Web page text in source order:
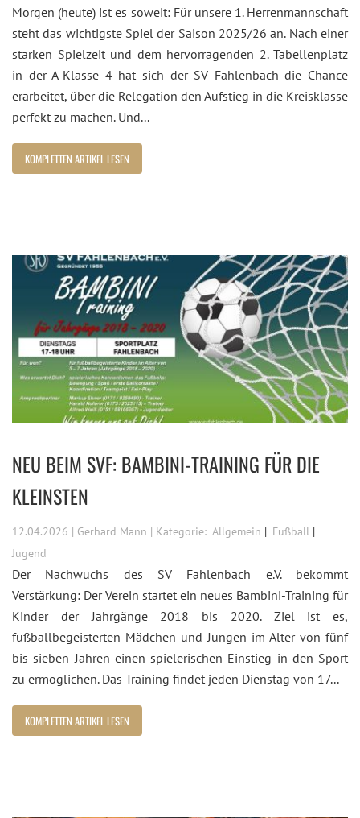
Morgen (heute) ist es soweit: Für unsere 1. Herrenmannschaft
steht das wichtigste Spiel der Saison 2025/26 an. Nach einer
starken Spielzeit und dem hervorragenden 2. Tabellenplatz
in der A-Klasse 4 hat sich der SV Fahlenbach die Chance
erarbeitet, über die Relegation den Aufstieg in die Kreisklasse
perfekt zu machen. Und...
KOMPLETTEN ARTIKEL LESEN
NEU BEIM SVF: BAMBINI-TRAINING FÜR DIE
KLEINSTEN
12.04.2026 | Gerhard Mann | Kategorie: Allgemein
Fußball
Jugend
Der Nachwuchs des SV Fahlenbach e.V. bekommt
Verstärkung: Der Verein startet ein neues Bambini-Training für
Kinder der Jahrgänge 2018 bis 2020. Ziel ist es,
fußballbegeisterten Mädchen und Jungen im Alter von fünf
bis sieben Jahren einen spielerischen Einstieg in den Sport
zu ermöglichen. Das Training findet jeden Dienstag von 17...
KOMPLETTEN ARTIKEL LESEN